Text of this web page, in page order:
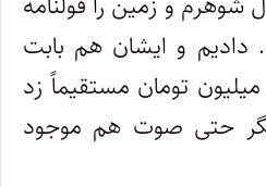
دادیم و ایشان هم بابت
تومان مستقیماً زد
حتی صوت هم موجود